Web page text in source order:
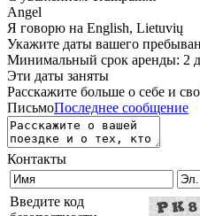
Angel
Я говорю на English, Lietuvių
Укажите даты вашего
Минимальный срок аренды: 2
Эти даты заняты
Расскажите больше о себе и
ПисьмоПоследнее сообщение
Контакты
Введите код